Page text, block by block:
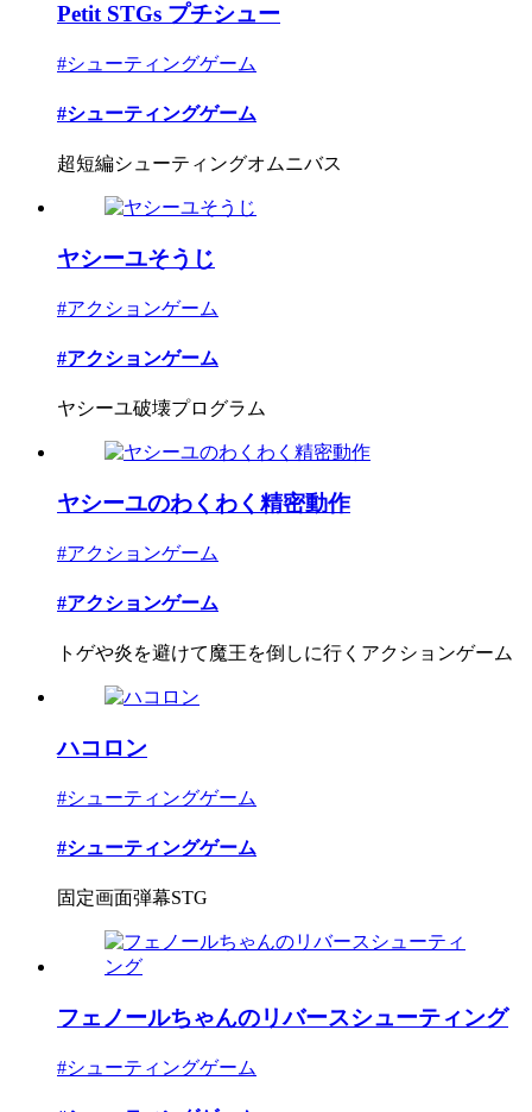
Petit STGs プチシュー
#シューティングゲーム
#シューティングゲーム
超短編シューティングオムニバス
ヤシーユそうじ
#アクションゲーム
#アクションゲーム
ヤシーユ破壊プログラム
ヤシーユのわくわく精密動作
#アクションゲーム
#アクションゲーム
トゲや炎を避けて魔王を倒しに行くアクションゲーム
ハコロン
#シューティングゲーム
#シューティングゲーム
固定画面弾幕STG
フェノールちゃんのリバースシューティング
#シューティングゲーム